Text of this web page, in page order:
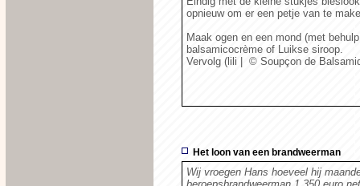
opnieuw om er een petje van te
Maak ogen en een mond (met
balsamicocrème of Luikse siroop.
Vervolg (lili | © Soupçon de
Het loon van een brandweerman
Wij vroegen Hans hoeveel hij